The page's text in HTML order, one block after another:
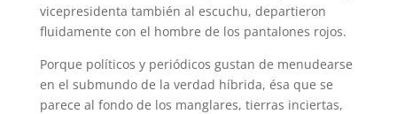
vicepresidenta también al escuchu, departieron
fluidamente con el hombre de los pantalones rojos.
Porque políticos y periódicos gustan de menudearse
en el submundo de la verdad híbrida, ésa que se
parece al fondo de los manglares, tierras inciertas,